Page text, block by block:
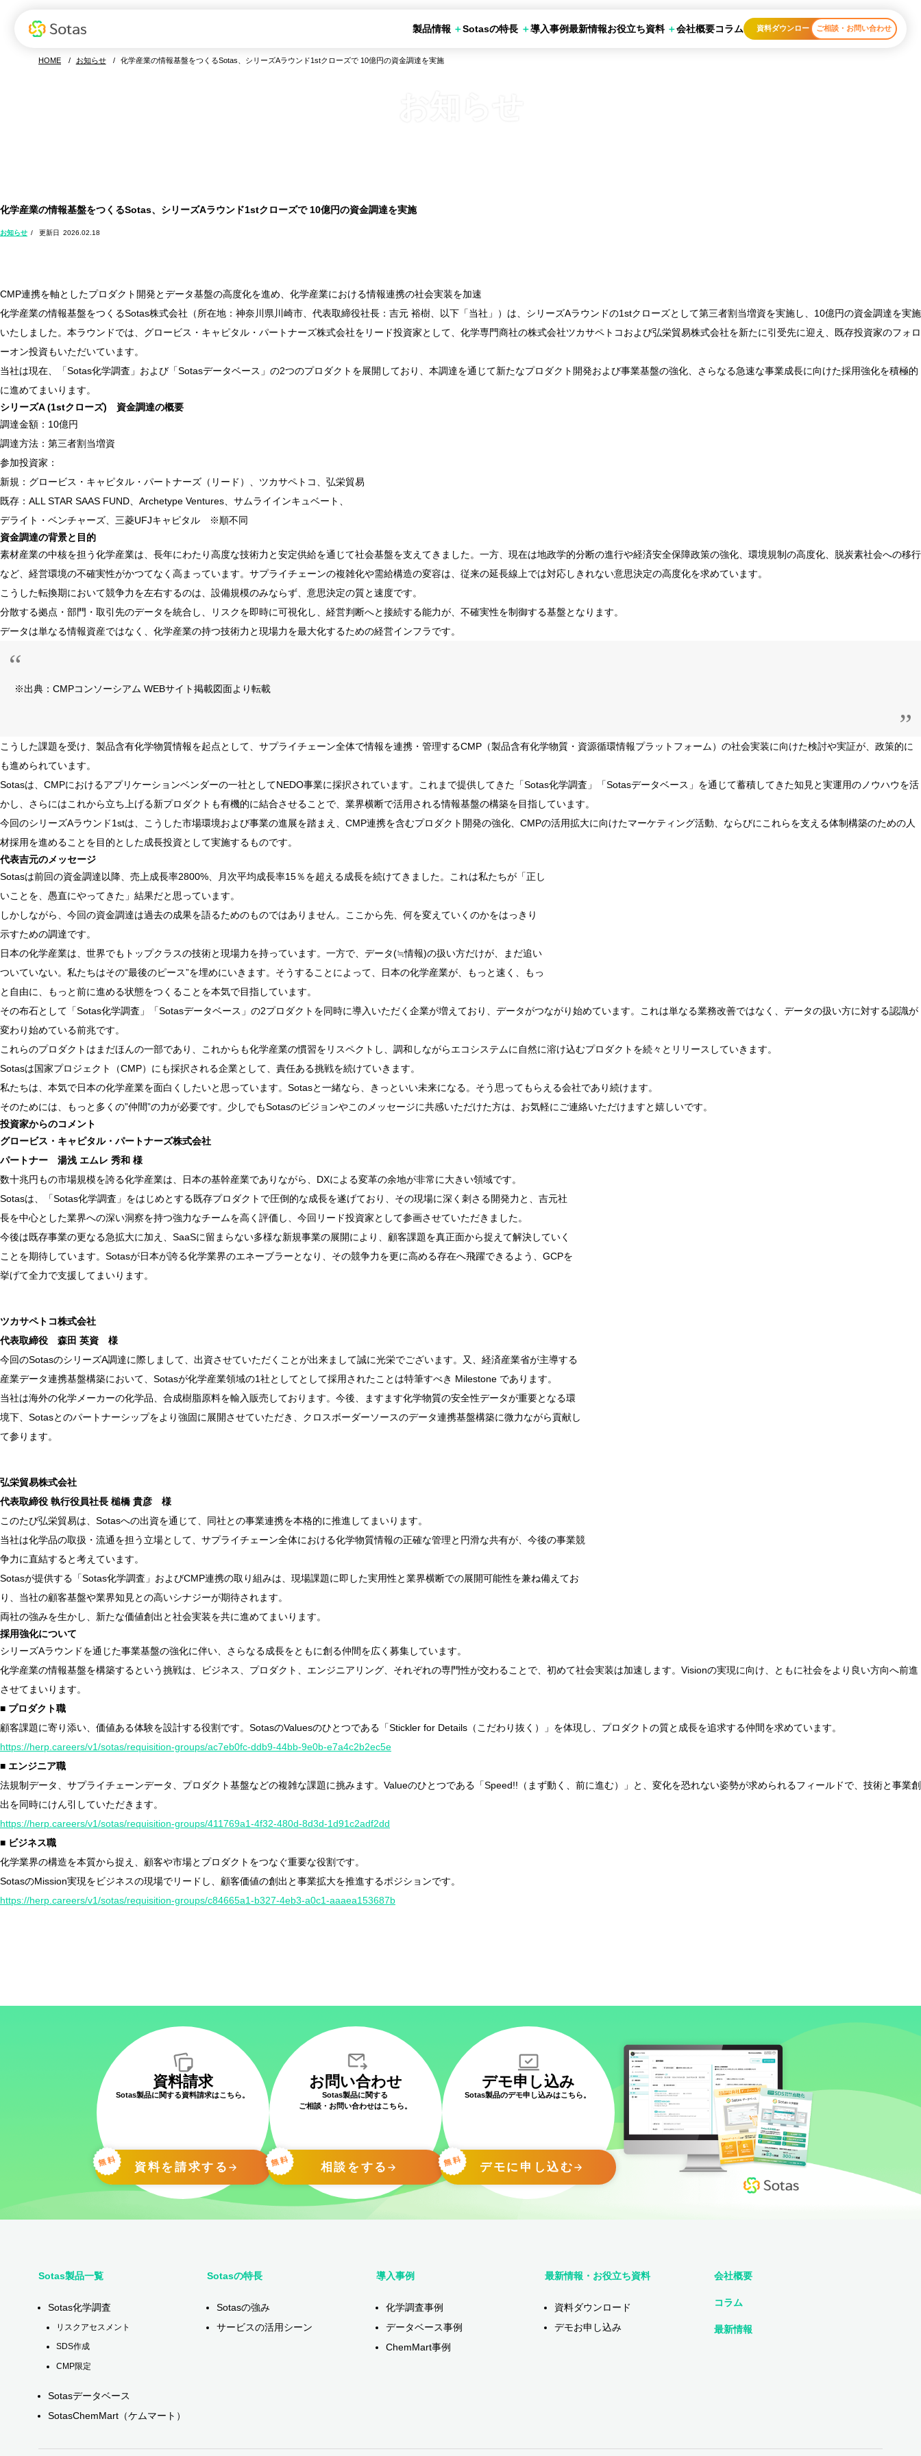
製品情報
Sotas化学調査 Sotasデータベース
Sotasの特長
Sotasの特長 Sotasの強み サービスの活用シーン
導入事例最新情報お役立ち資料
お役立ち資料 資料ダウンロード デモお申し込み
会社概要コラム 資料ダウンロード ご相談・お問い合わせ
HOME お知らせ 化学産業の情報基盤をつくるSotas、シリーズAラウンド1stクローズで 10億円の資金調達を実施
お知らせ 2026.02.18
化学産業の情報基盤をつくるSotas、シリーズAラウンド1stクローズで 10億円の資金調達を実施
CMP連携を軸としたプロダクト開発とデータ基盤の高度化を進め、化学産業における情報連携の社会実装を加速
化学産業の情報基盤をつくるSotas株式会社（所在地：神奈川県川崎市、代表取締役社長：吉元 裕樹、以下「当社」）は、シリーズAラウンドの1stクローズとして第三者割当増資を実施し、10億円の資金調達を実施
いたしました。本ラウンドでは、グロービス・キャピタル・パートナーズ株式会社をリード投資家として、化学専門商社の株式会社ツカサペトコおよび弘栄貿易株式会社を新たに引受先に迎え、既存投資家のフォロ
ーオン投資もいただいています。
当社は現在、「Sotas化学調査」および「Sotasデータベース」の2つのプロダクトを展開しており、本調達を通じて新たなプロダクト開発および事業基盤の強化、さらなる急速な事業成長に向けた採用強化を積極的
に進めてまいります。
シリーズA (1stクローズ) 資金調達の概要
調達金額：10億円
調達方法：第三者割当増資
参加投資家：
新規：グロービス・キャピタル・パートナーズ（リード）、ツカサペトコ、弘栄貿易
既存：ALL STAR SAAS FUND、Archetype Ventures、サムライインキュベート、
デライト・ベンチャーズ、三菱UFJキャピタル ※順不同
資金調達の背景と目的
素材産業の中核を担う化学産業は、長年にわたり高度な技術力と安定供給を通じて社会基盤を支えてきました。一方、現在は地政学的分断の進行や経済安全保障政策の強化、環境規制の高度化、脱炭素社会への移行
など、経営環境の不確実性がかつてなく高まっています。サプライチェーンの複雑化や需給構造の変容は、従来の延長線上では対応しきれない意思決定の高度化を求めています。
こうした転換期において競争力を左右するのは、設備規模のみならず、意思決定の質と速度です。
分散する拠点・部門・取引先のデータを統合し、リスクを即時に可視化し、経営判断へと接続する能力が、不確実性を制御する基盤となります。
データは単なる情報資産ではなく、化学産業の持つ技術力と現場力を最大化するための経営インフラです。
※出典：CMPコンソーシアム WEBサイト掲載図面より転載
こうした課題を受け、製品含有化学物質情報を起点として、サプライチェーン全体で情報を連携・管理するCMP（製品含有化学物質・資源循環情報プラットフォーム）の社会実装に向けた検討や実証が、政策的に
も進められています。
Sotasは、CMPにおけるアプリケーションベンダーの一社としてNEDO事業に採択されています。これまで提供してきた「Sotas化学調査」「Sotasデータベース」を通じて蓄積してきた知見と実運用のノウハウを活
かし、さらにはこれから立ち上げる新プロダクトも有機的に結合させることで、業界横断で活用される情報基盤の構築を目指しています。
今回のシリーズAラウンド1stは、こうした市場環境および事業の進展を踏まえ、CMP連携を含むプロダクト開発の強化、CMPの活用拡大に向けたマーケティング活動、ならびにこれらを支える体制構築のための人
材採用を進めることを目的とした成長投資として実施するものです。
代表吉元のメッセージ
Sotasは前回の資金調達以降、売上成長率2800%、月次平均成長率15％を超える成長を続けてきました。これは私たちが「正し
いことを、愚直にやってきた」結果だと思っています。
しかしながら、今回の資金調達は過去の成果を語るためのものではありません。ここから先、何を変えていくのかをはっきり
示すための調達です。
日本の化学産業は、世界でもトップクラスの技術と現場力を持っています。一方で、データ(≒情報)の扱い方だけが、まだ追い
ついていない。私たちはその“最後のピース”を埋めにいきます。そうすることによって、日本の化学産業が、もっと速く、もっ
と自由に、もっと前に進める状態をつくることを本気で目指しています。
その布石として「Sotas化学調査」「Sotasデータベース」の2プロダクトを同時に導入いただく企業が増えており、データがつながり始めています。これは単なる業務改善ではなく、データの扱い方に対する認識が
変わり始めている前兆です。
これらのプロダクトはまだほんの一部であり、これからも化学産業の慣習をリスペクトし、調和しながらエコシステムに自然に溶け込むプロダクトを続々とリリースしていきます。
Sotasは国家プロジェクト（CMP）にも採択される企業として、責任ある挑戦を続けていきます。
私たちは、本気で日本の化学産業を面白くしたいと思っています。Sotasと一緒なら、きっといい未来になる。そう思ってもらえる会社であり続けます。
そのためには、もっと多くの”仲間”の力が必要です。少しでもSotasのビジョンやこのメッセージに共感いただけた方は、お気軽にご連絡いただけますと嬉しいです。
投資家からのコメント
グロービス・キャピタル・パートナーズ株式会社
パートナー 湯浅 エムレ 秀和 様
数十兆円もの市場規模を誇る化学産業は、日本の基幹産業でありながら、DXによる変革の余地が非常に大きい領域です。
Sotasは、「Sotas化学調査」をはじめとする既存プロダクトで圧倒的な成長を遂げており、その現場に深く刺さる開発力と、吉元社
長を中心とした業界への深い洞察を持つ強力なチームを高く評価し、今回リード投資家として参画させていただきました。
今後は既存事業の更なる急拡大に加え、SaaSに留まらない多様な新規事業の展開により、顧客課題を真正面から捉えて解決していく
ことを期待しています。Sotasが日本が誇る化学業界のエネーブラーとなり、その競争力を更に高める存在へ飛躍できるよう、GCPを
挙げて全力で支援してまいります。
ツカサペトコ株式会社
代表取締役 森田 英資 様
今回のSotasのシリーズA調達に際しまして、出資させていただくことが出来まして誠に光栄でございます。又、経済産業省が主導する
産業データ連携基盤構築において、Sotasが化学産業領域の1社としてとして採用されたことは特筆すべき Milestone であります。
当社は海外の化学メーカーの化学品、合成樹脂原料を輸入販売しております。今後、ますます化学物質の安全性データが重要となる環
境下、Sotasとのパートナーシップをより強固に展開させていただき、クロスボーダーソースのデータ連携基盤構築に微力ながら貢献し
て参ります。
弘栄貿易株式会社
代表取締役 執行役員社長 槌橋 貴彦 様
このたび弘栄貿易は、Sotasへの出資を通じて、同社との事業連携を本格的に推進してまいります。
当社は化学品の取扱・流通を担う立場として、サプライチェーン全体における化学物質情報の正確な管理と円滑な共有が、今後の事業競
争力に直結すると考えています。
Sotasが提供する「Sotas化学調査」およびCMP連携の取り組みは、現場課題に即した実用性と業界横断での展開可能性を兼ね備えてお
り、当社の顧客基盤や業界知見との高いシナジーが期待されます。
両社の強みを生かし、新たな価値創出と社会実装を共に進めてまいります。
採用強化について
シリーズAラウンドを通じた事業基盤の強化に伴い、さらなる成長をともに創る仲間を広く募集しています。
化学産業の情報基盤を構築するという挑戦は、ビジネス、プロダクト、エンジニアリング、それぞれの専門性が交わることで、初めて社会実装は加速します。Visionの実現に向け、ともに社会をより良い方向へ前進
させてまいります。
■ プロダクト職
顧客課題に寄り添い、価値ある体験を設計する役割です。SotasのValuesのひとつである「Stickler for Details（こだわり抜く）」を体現し、プロダクトの質と成長を追求する仲間を求めています。
https://herp.careers/v1/sotas/requisition-groups/ac7eb0fc-ddb9-44bb-9e0b-e7a4c2b2ec5e
■ エンジニア職
法規制データ、サプライチェーンデータ、プロダクト基盤などの複雑な課題に挑みます。Valueのひとつである「Speed!!（まず動く、前に進む）」と、変化を恐れない姿勢が求められるフィールドで、技術と事業創
出を同時にけん引していただきます。
https://herp.careers/v1/sotas/requisition-groups/411769a1-4f32-480d-8d3d-1d91c2adf2dd
■ ビジネス職
化学業界の構造を本質から捉え、顧客や市場とプロダクトをつなぐ重要な役割です。
SotasのMission実現をビジネスの現場でリードし、顧客価値の創出と事業拡大を推進するポジションです。
https://herp.careers/v1/sotas/requisition-groups/c84665a1-b327-4eb3-a0c1-aaaea153687b
資料請求
Sotas製品に関する資料請求はこちら。
資料を請求する
お問い合わせ
Sotas製品に関する
ご相談・お問い合わせはこちら。
相談をする
デモ申し込み
Sotas製品のデモ申し込みはこちら。
デモに申し込む
Sotas製品一覧
Sotas化学調査
リスクアセスメント
SDS作成
CMP限定
Sotasデータベース
SotasChemMart（ケムマート）
Sotasの特長
Sotasの強み
サービスの活用シーン
導入事例
化学調査事例
データベース事例
ChemMart事例
最新情報・お役立ち資料
資料ダウンロード
デモお申し込み
会社概要
コラム
最新情報